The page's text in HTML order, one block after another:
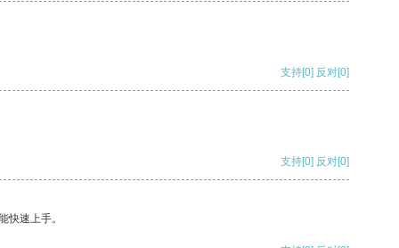
支持[0] 反对[0]
支持[0] 反对[0]
快速上手。